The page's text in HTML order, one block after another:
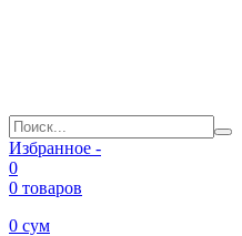
Избранное -
0
0 товаров
0 сум